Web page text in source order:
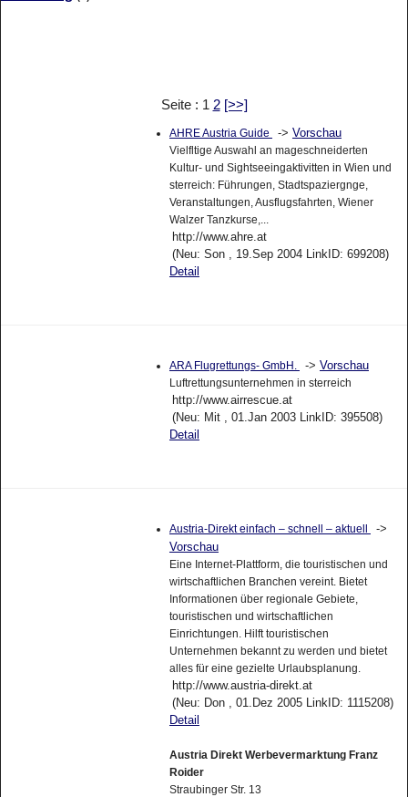
Seite : 1 2 [>>]
AHRE Austria Guide -> Vorschau
Vielfltige Auswahl an mageschneiderten
Kultur- und Sightseeingaktivitten in Wien und
sterreich: Führungen, Stadtspaziergnge,
Veranstaltungen, Ausflugsfahrten, Wiener
Walzer Tanzkurse,...
http://www.ahre.at
(Neu: Son , 19.Sep 2004 LinkID: 699208)
Detail
ARA Flugrettungs- GmbH. -> Vorschau
Luftrettungsunternehmen in sterreich
http://www.airrescue.at
(Neu: Mit , 01.Jan 2003 LinkID: 395508)
Detail
Austria-Direkt einfach – schnell – aktuell
->
Vorschau
Eine Internet-Plattform, die touristischen und
wirtschaftlichen Branchen vereint. Bietet
Informationen über regionale Gebiete,
touristischen und wirtschaftlichen
Einrichtungen. Hilft touristischen
Unternehmen bekannt zu werden und bietet
alles für eine gezielte Urlaubsplanung.
http://www.austria-direkt.at
(Neu: Don , 01.Dez 2005 LinkID: 1115208)
Detail
Austria Direkt Werbevermarktung Franz
Roider
Straubinger Str. 13